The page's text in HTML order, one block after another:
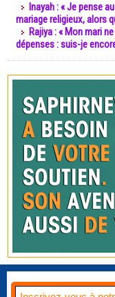
Inayah : « Je pense
mariage religieux, alors
Rajiya : « Mon mari
dépenses : suis-je